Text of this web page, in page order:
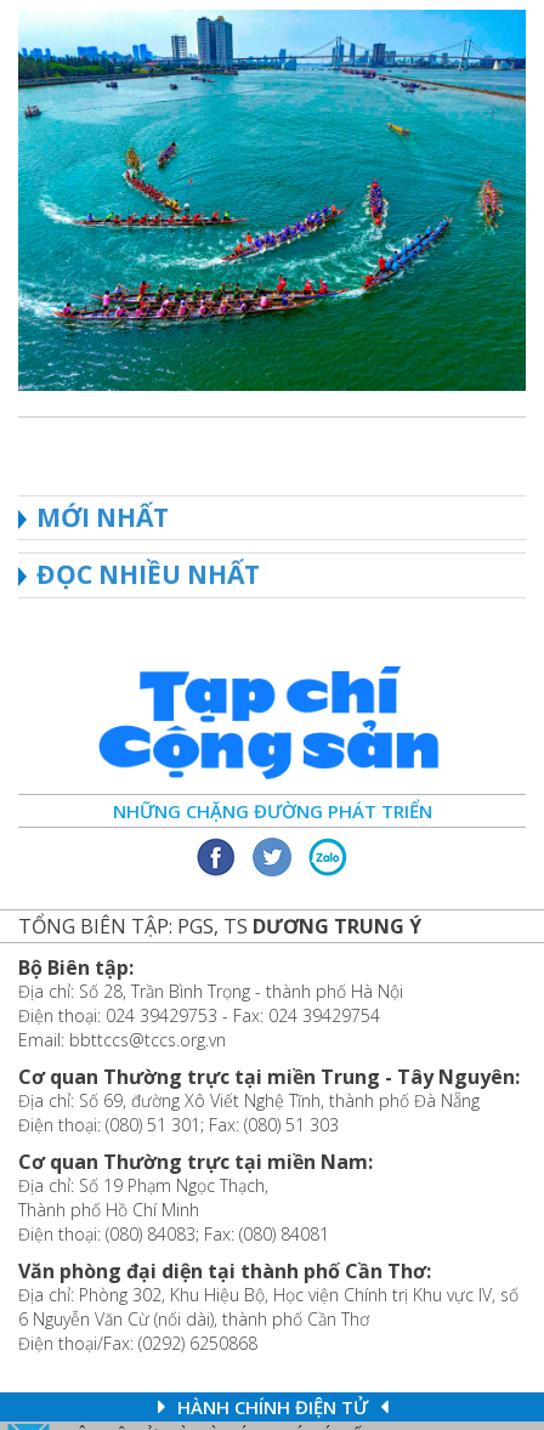
MỚI NHẤT
ĐỌC NHIỀU NHẤT
NHỮNG CHẶNG ĐƯỜNG PHÁT TRIỂN
TỔNG BIÊN TẬP: PGS, TS DƯƠNG TRUNG Ý
Bộ Biên tập:
Địa chỉ: Số 28, Trần Bình Trọng - thành phố Hà Nội
Điện thoại: 024 39429753 - Fax: 024 39429754
Email: bbttccs@tccs.org.vn
Cơ quan Thường trực tại miền Trung - Tây Nguyên:
Địa chỉ: Số 69, đường Xô Viết Nghệ Tĩnh, thành phố Đà Nẵng
Điện thoại: (080) 51 301; Fax: (080) 51 303
Cơ quan Thường trực tại miền Nam:
Địa chỉ: Số 19 Phạm Ngọc Thạch,
Thành phố Hồ Chí Minh
Điện thoại: (080) 84083; Fax: (080) 84081
Văn phòng đại diện tại thành phố Cần Thơ:
Địa chỉ: Phòng 302, Khu Hiệu Bộ, Học viện Chính trị Khu vực IV, số
6 Nguyễn Văn Cừ (nối dài), thành phố Cần Thơ
Điện thoại/Fax: (0292) 6250868
HÀNH CHÍNH ĐIỆN TỬ